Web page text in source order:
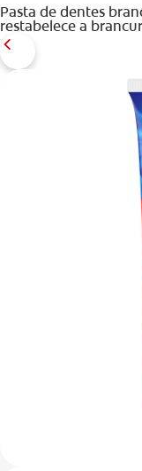
Pasta de dentes
restabelece a